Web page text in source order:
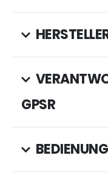
GPSR